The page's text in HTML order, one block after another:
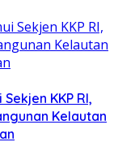
KKP RI,
Kelautan